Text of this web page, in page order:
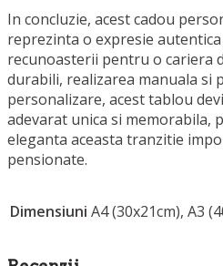
In concluzie, acest cadou
reprezinta o expresie
recunoasterii pentru o cariera
durabili, realizarea manuala si
personalizare, acest tablou
adevarat unica si memorabila,
eleganta aceasta tranzitie
pensionate.
Dimensiuni A4 (30x21cm), A3